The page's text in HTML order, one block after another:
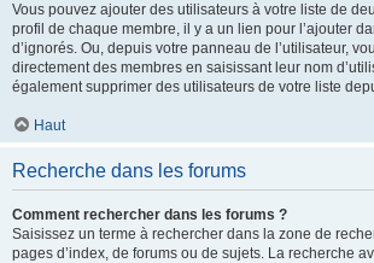
Vous pouvez ajouter des utilisateurs à votre liste de
profil de chaque membre, il y a un lien pour l’ajouter
d’ignorés. Ou, depuis votre panneau de l’utilisateur,
directement des membres en saisissant leur nom
également supprimer des utilisateurs de votre liste
Haut
Recherche dans les forums
Comment rechercher dans les forums ?
Saisissez un terme à rechercher dans la zone de
pages d’index, de forums ou de sujets. La recherche